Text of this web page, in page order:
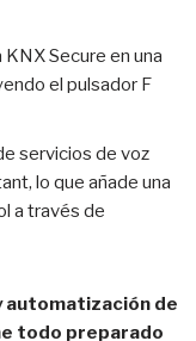
Secure en una
el pulsador F
servicios de voz
lo que añade una
a través de
automatización de
todo preparado